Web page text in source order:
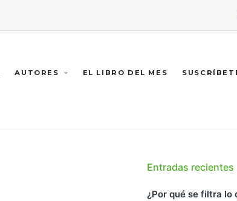
AUTORES EL LIBRO DEL MES
Entradas recientes
¿Por qué se filtra lo